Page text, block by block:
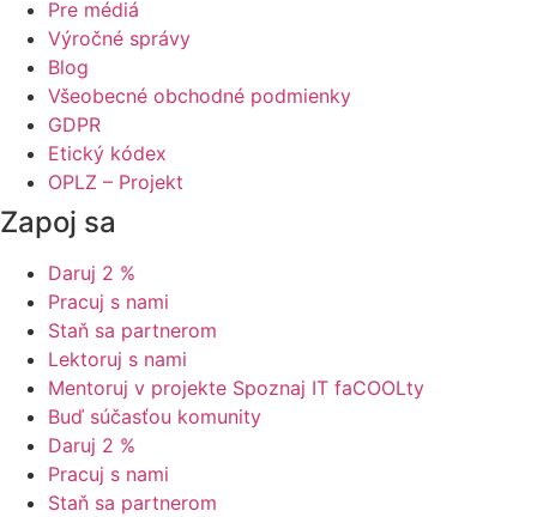
Pre médiá
Výročné správy
Blog
Všeobecné obchodné podmienky
GDPR
Etický kódex
OPLZ – Projekt
Zapoj sa
Daruj 2 %
Pracuj s nami
Staň sa partnerom
Lektoruj s nami
Mentoruj v projekte Spoznaj IT faCOOLty
Buď súčasťou komunity
Daruj 2 %
Pracuj s nami
Staň sa partnerom